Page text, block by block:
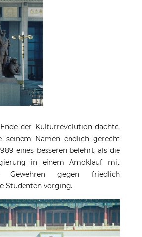
der Kulturrevolution dachte,
seinem Namen endlich gerecht
eines besseren belehrt, als die
in einem Amoklauf mit
Gewehren gegen friedlich
Studenten vorging.